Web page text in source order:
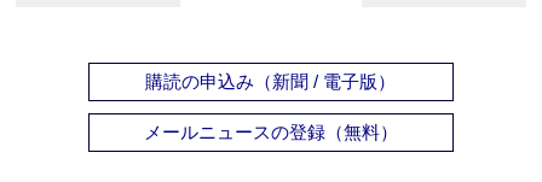
購読の申込み（新聞 / 電子版）
メールニュースの登録（無料）